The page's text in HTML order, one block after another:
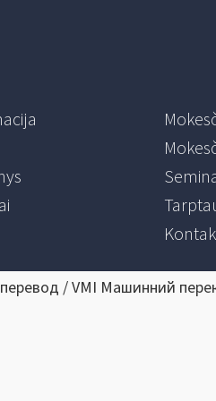
/ VMI Машинний